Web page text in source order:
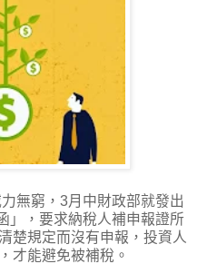
無窮，3月中財政部就發出
」，要求納稅人補申報證所
楚規定而沒有申報，投資人
才能避免被補稅。